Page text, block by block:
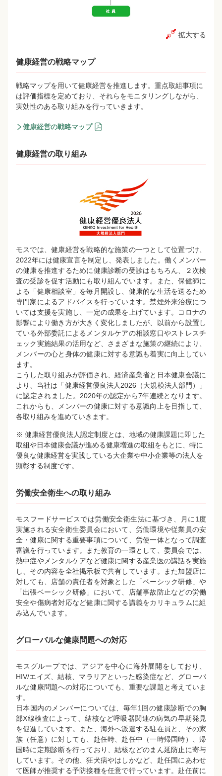
拡大する
健康経営の戦略マップ
戦略マップを用いて健康経営を推進します。重点取組事項に
は評価指標を定めており、それらをモニタリングしながら、
実効性のある取り組みを行っていきます。
健康経営の戦略マップ
健康経営の取り組み
モスでは、健康経営を戦略的な施策の一つとして位置づけ、
2022年には健康宣言を制定し、発表しました。働くメンバー
の健康を推進するために健康診断の受診はもちろん、２次検
査の受診を促す活動にも取り組んでいます。また、保健師に
よる「健康相談室」を毎月開設し、健康的な生活を送るため
専門家によるアドバイスを行っています。禁煙外来治療につ
いては支援を実施し、一定の成果を上げています。コロナの
影響により働き方が大きく変化しましたが、以前から設置し
ている外部委託によるメンタルケアの相談窓口やストレスチ
ェック実施結果の活用など、さまざまな施策の継続により、
メンバーの心と身体の健康に対する意識も着実に向上してい
ます。
こうした取り組みが評価され、経済産業省と日本健康会議に
より、当社は「健康経営優良法人2026（大規模法人部門）」
に認定されました。2020年の認定から7年連続となります。
これからも、メンバーの健康に対する意識向上を目指して、
各取り組みを進めていきます。
※ 健康経営優良法人認定制度とは、地域の健康課題に即した
取組や日本健康会議が進める健康増進の取組をもとに、特に
優良な健康経営を実践している大企業や中小企業等の法人を
顕彰する制度です。
労働安全衛生への取り組み
モスフードサービスでは労働安全衛生法に基づき、月に1度
実施される安全衛生委員会において、労働環境や従業員の安
全・健康に関する重要事項について、労使一体となって調査
審議を行っています。また教育の一環として、委員会では、
熱中症やメンタルケアなど健康に関する産業医の講話を実施
し、その内容を全社掲示板で共有しています。また加盟店に
対しても、店舗の責任者を対象とした「ベーシック研修」や
「出張ベーシック研修」において、店舗事故防止などの労働
安全や傷病者対応など健康に関する講義をカリキュラムに組
み込んでいます。
グローバルな健康問題への対応
モスグループでは、アジアを中心に海外展開をしており、
HIV/エイズ、結核、マラリアといった感染症など、グローバ
ルな健康問題への対応についても、重要な課題と考えていま
す。
日本国内のメンバーについては、毎年1回の健康診断での胸
部X線検査によって、結核など呼吸器関連の病気の早期発見
を促進しています。また、海外へ派遣する駐在員と、その家
族（任意）に対しても、赴任時、赴任中（一時帰国時）、帰
国時に定期診断を行っており、結核などのまん延防止に寄与
しています。その他、狂犬病やはしかなど、赴任国にあわせ
て医師が推奨する予防接種を任意で行っています。赴任前に